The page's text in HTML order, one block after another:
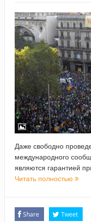
Даже свободно
международного
являются гарантией
Читать полностью
Share Tweet